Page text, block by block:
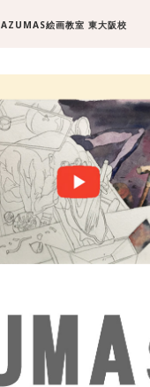
AZUMAS絵画教室 東大阪校